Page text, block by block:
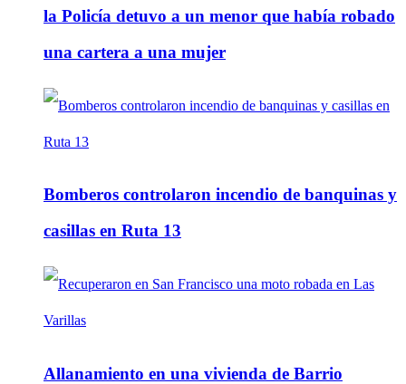
la Policía detuvo a un menor que había robado
una cartera a una mujer
Bomberos controlaron incendio de banquinas y
casillas en Ruta 13
Allanamiento en una vivienda de Barrio